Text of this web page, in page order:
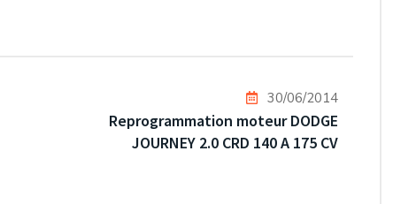
30/06/2014
Reprogrammation moteur DODGE
JOURNEY 2.0 CRD 140 A 175 CV